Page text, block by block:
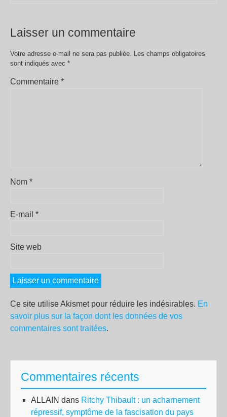
Laisser un commentaire
Votre adresse e-mail ne sera pas publiée.
Les champs obligatoires
sont indiqués avec *
Commentaire *
Nom *
E-mail *
Site web
Ce site utilise Akismet pour réduire les indésirables. En
savoir plus sur la façon dont les données de vos
commentaires sont traitées.
Commentaires récents
ALLAIN dans Ritchy Thibault : un acharnement
répressif, symptôme de la fascisation du pays